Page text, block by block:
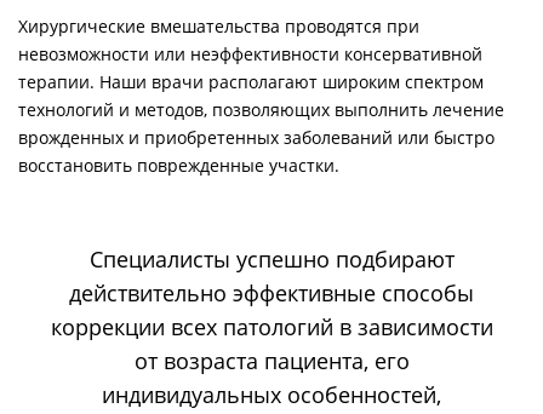
Хирургические вмешательства проводятся при
невозможности или неэффективности консервативной
терапии. Наши врачи располагают широким спектром
технологий и методов, позволяющих выполнить лечение
врожденных и приобретенных заболеваний или быстро
восстановить поврежденные участки.
Специалисты успешно подбирают
действительно эффективные способы
коррекции всех патологий в зависимости
от возраста пациента, его
индивидуальных особенностей,